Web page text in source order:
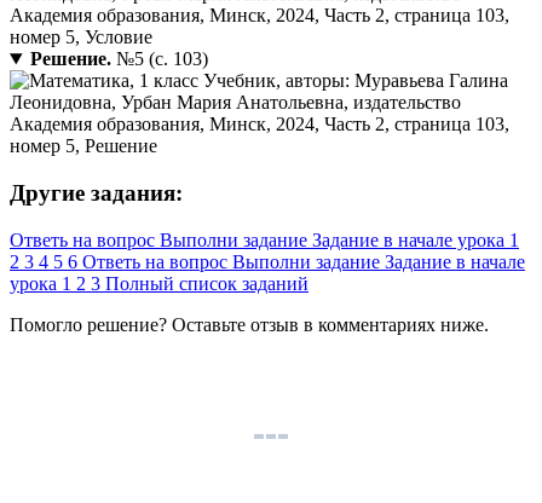
Решение.№5 (с. 103)
Другие задания:
Ответь на вопрос Выполни задание Задание в начале урока 1
2 3 4 5 6 Ответь на вопрос Выполни задание Задание в начале
урока 1 2 3 Полный список заданий
Помогло решение? Оставьте отзыв в комментариях ниже.